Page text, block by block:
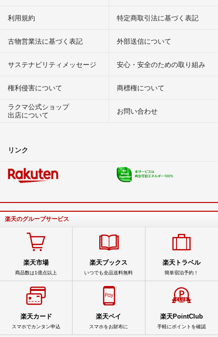
利用規約 特定商取引法に基づく表記
古物営業法に基づく表記 外部送信について
サステナビリティメッセージ 安心・安全のための取り組み
権利侵害について
商標権について
ラクマ公式ショップ
出店について
お問い合わせ
リンク
楽天のグループサービス
楽天市場
商品数は1億点以上
楽天ブックス
いつでも全品送料無料
楽天トラベル
簡単宿泊予約！
楽天カード
スマホでカンタン申込
楽天ペイ
スマホをお財布に
楽天PointClub
手軽にポイントを確認